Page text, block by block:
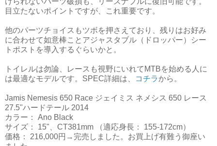
目立たないポイントですが、これ重要です。
他のパーツチョイスもツボを押さえており、残りはお好み
に合わせて如意棒ことアジャスタブル（ドロッパー）シー
トポストを導入するぐらいかと。
トイレルは勿論、レースも視野にいれてMTBを始める人に
は最適なモデルです。SPEC詳細は、
コチラから。
Jamis Nemesis 650 Race ジェイミス ネメシス 650 レース
27.5"ハードテール 2014
カラー： Ano Black
サイズ： 15"、CT381mm （適応身長： 155-172cm）
価格： 216,000円→完売しました。お買上げ有難う御座い